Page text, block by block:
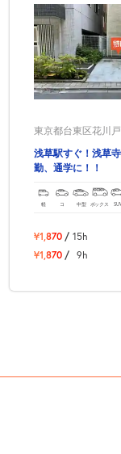
東京都台東区花川
浅草駅すぐ！浅草
勤、通学に！！
軽 コ 中型 ボックス
¥1,870 / 15h
¥1,870 / 9h